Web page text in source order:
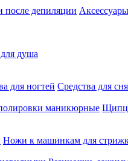
после депиляции Аксессуары
душа
для ногтей Средства для
маникюрные
Ножи к машинкам для